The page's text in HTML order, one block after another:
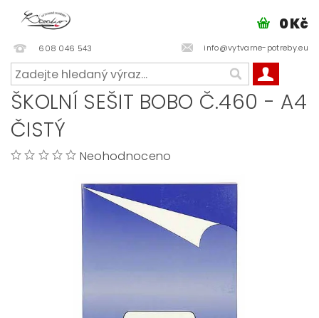
608 046 543 info@vytvarne-potreby.eu
0 Kč
ŠKOLNÍ SEŠIT BOBO Č.460 - A4
ČISTÝ
Neohodnoceno